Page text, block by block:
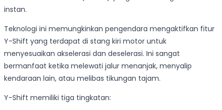
instan.
Teknologi ini memungkinkan pengendara mengaktifkan fitur
Y-Shift yang terdapat di stang kiri motor untuk
menyesuaikan akselerasi dan deselerasi. Ini sangat
bermanfaat ketika melewati jalur menanjak, menyalip
kendaraan lain, atau melibas tikungan tajam.
Y-Shift memiliki tiga tingkatan: